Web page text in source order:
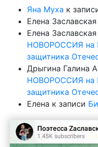
Яна Муха к
Елена Заславская
Елена Заславская
НОВОРОССИЯ на
защитника
Дрыгина Галина
НОВОРОССИЯ на
защитника
Елена к записи